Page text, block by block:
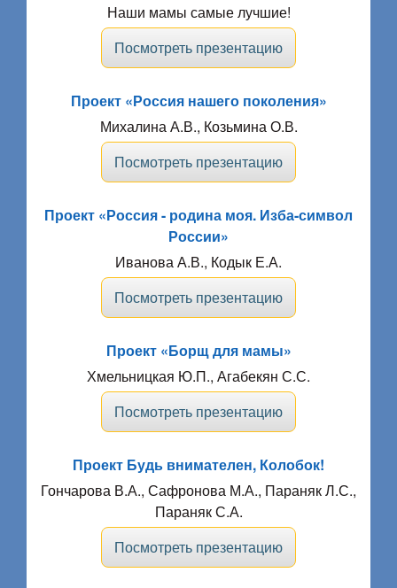
Наши мамы самые лучшие!
Посмотреть презентацию
Проект «Россия нашего поколения»
Михалина А.В., Козьмина О.В.
Посмотреть презентацию
Проект «Россия - родина моя. Изба-символ
России»
Иванова А.В., Кодык Е.А.
Посмотреть презентацию
Проект «Борщ для мамы»
Хмельницкая Ю.П., Агабекян С.С.
Посмотреть презентацию
Проект Будь внимателен, Колобок!
Гончарова В.А., Сафронова М.А., Параняк Л.С.,
Параняк С.А.
Посмотреть презентацию